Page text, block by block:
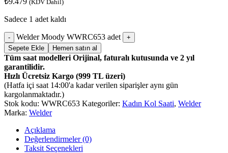
(KDV Dahil)
Sadece 1 adet kaldı
Welder Moody WWRC653 adet
Sepete Ekle Hemen satın al
Tüm saat modelleri Orijinal, faturalı kutusunda ve 2 yıl
garantilidir.
Hızlı Ücretsiz Kargo (999 TL üzeri)
(Hatfa içi saat 14:00'a kadar verilen siparişler aynı gün
kargolanmaktadır.)
Stok kodu: WWRC653 Kategoriler: Kadın Kol Saati, Welder
Marka: Welder
Açıklama
Değerlendirmeler (0)
Taksit Seçenekleri